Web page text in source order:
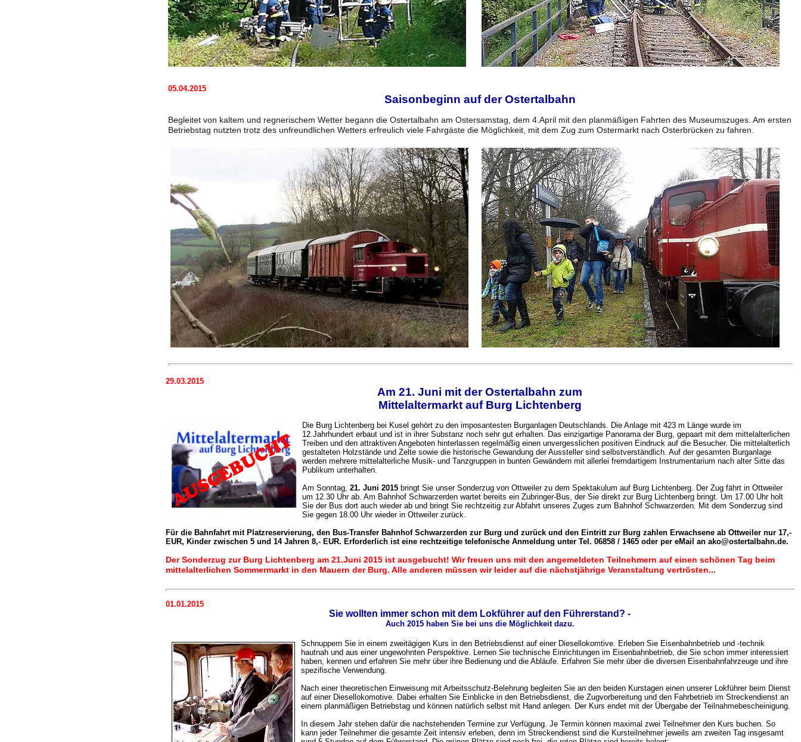
05.04.2015
Saisonbeginn auf der Ostertalbahn
Begleitet von kaltem und regnerischem Wetter begann die Ostertalbahn am Ostersamstag, dem 4.April mit den planmäßigen Fahrten des Museumszuges. Am ersten
Betriebstag nutzten trotz des unfreundlichen Wetters erfreulich viele Fahrgäste die Möglichkeit, mit dem Zug zum Ostermarkt nach Osterbrücken zu fahren.
29.03.2015
Am 21. Juni mit der Ostertalbahn zum
Mittelaltermarkt auf Burg Lichtenberg
Die Burg Lichtenberg bei Kusel gehört zu den imposantesten Burganlagen Deutschlands. Die Anlage mit 423 m Länge wurde im
12.Jahrhundert erbaut und ist in ihrer Substanz noch sehr gut erhalten. Das einzigartige Panorama der Burg, gepaart mit dem mittelalterlichen
Treiben und den attraktiven Angeboten hinterlassen regelmäßig einen unvergesslichen positiven Eindruck auf die Besucher. Die mittelalterlich
gestalteten Holzstände und Zelte sowie die historische Gewandung der Aussteller sind selbstverständlich. Auf der gesamten Burganlage
werden mehrere mittelalterliche Musik- und Tanzgruppen in bunten Gewändern mit allerlei fremdartigem Instrumentarium nach alter Sitte das
Publikum unterhalten.
Am Sonntag, 21. Juni 2015 bringt Sie unser Sonderzug von Ottweiler zu dem Spektakulum auf Burg Lichtenberg. Der Zug fährt in Ottweiler
um 12.30 Uhr ab. Am Bahnhof Schwarzerden wartet bereits ein Zubringer-Bus, der Sie direkt zur Burg Lichtenberg bringt. Um 17.00 Uhr holt
Sie der Bus dort auch wieder ab und bringt Sie rechtzeitig zur Abfahrt unseres Zuges zum Bahnhof Schwarzerden. Mit dem Sonderzug sind
Sie gegen 18.00 Uhr wieder in Ottweiler zurück.
Für die Bahnfahrt mit Platzreservierung, den Bus-Transfer Bahnhof Schwarzerden zur Burg und zurück und den Eintritt zur Burg zahlen Erwachsene ab Ottweiler nur 17,-
EUR, Kinder zwischen 5 und 14 Jahren 8,- EUR. Erforderlich ist eine rechtzeitige telefonische Anmeldung unter Tel. 06858 / 1465 oder per eMail an ako@ostertalbahn.de.
Der Sonderzug zur Burg Lichtenberg am 21.Juni 2015 ist ausgebucht! Wir freuen uns mit den angemeldeten Teilnehmern auf einen schönen Tag beim
mittelalterlichen Sommermarkt in den Mauern der Burg. Alle anderen müssen wir leider auf die nächstjährige Veranstaltung vertrösten...
01.01.2015
Sie wollten immer schon mit dem Lokführer auf den Führerstand? -
Auch 2015 haben Sie bei uns die Möglichkeit dazu.
Schnuppern Sie in einem zweitägigen Kurs in den Betriebsdienst auf einer Diesellokomtive. Erleben Sie Eisenbahnbetrieb und -technik
hautnah und aus einer ungewohnten Perspektive. Lernen Sie technische Einrichtungen im Eisenbahnbetrieb, die Sie schon immer interessiert
haben, kennen und erfahren Sie mehr über ihre Bedienung und die Abläufe. Erfahren Sie mehr über die diversen Eisenbahnfahrzeuge und ihre
spezifische Verwendung.
Nach einer theoretischen Einweisung mit Arbeits­schutz-Beleh­rung begleiten Sie an den beiden Kurs­tagen einen unserer Lok­führer beim Dienst
auf einer Diesellokomotive. Dabei erhalten Sie Einblicke in den Betriebsdienst, die Zugvorbereitung und den Fahrbetrieb im Streckendienst an
einem planmäßigen Betriebstag und können natürlich selbst mit Hand an­legen. Der Kurs endet mit der Übergabe der Teilnahme­bescheinigung.
In diesem Jahr stehen dafür die nachstehenden Termine zur Verfügung. Je Termin können maximal zwei Teilnehmer den Kurs buchen. So
kann jeder Teilnehmer die gesamte Zeit intensiv erleben, denn im Streckendienst sind die Kursteilnehmer jeweils am zweiten Tag insgesamt